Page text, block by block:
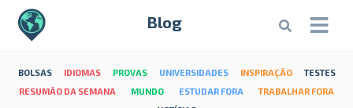
Blog
BOLSAS IDIOMAS PROVAS UNIVERSIDADES INSPIRAÇÃO
TESTES
RESUMÃO DA SEMANA
MUNDO ESTUDAR FORA
TRABALHAR FORA